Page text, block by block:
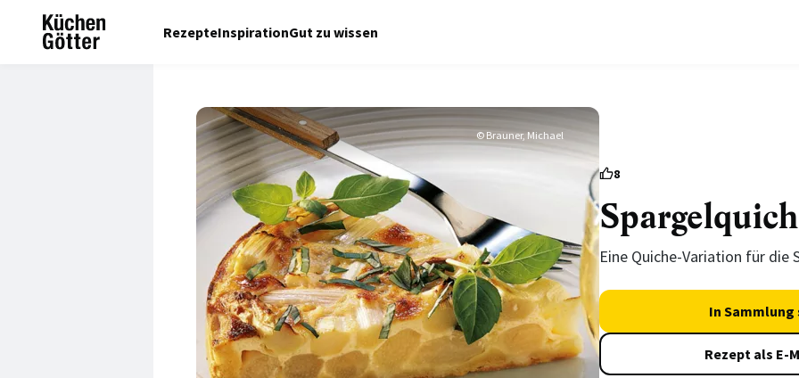
RezepteInspirationGut zu wissen
© Brauner, Michael
8
Eine Quiche-Variation für die
In Sammlung
Rezept als E-